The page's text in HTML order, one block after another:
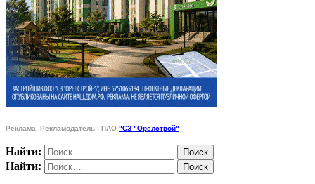
Реклама. Рекламодатель - ПАО "СЗ "Орелстрой"
Найти:
Найти: